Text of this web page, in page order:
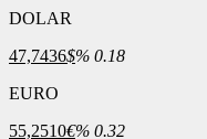
DOLAR
47,7436$% 0.18
EURO
55,2510€% 0.32